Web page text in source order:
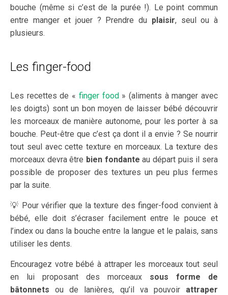
bouche (même si c’est de la purée !). Le point commun
entre manger et jouer ? Prendre du plaisir, seul ou à
plusieurs.
Les finger-food
Les recettes de « finger food» (aliments à manger avec
les doigts) sont un bon moyen de laisser bébé découvrir
les morceaux de manière autonome, pour les porter à sa
bouche. Peut-être que c’est ça dont il a envie ? Se nourrir
tout seul avec cette texture en morceaux. La texture des
morceaux devra être bien fondanteau départ puis il sera
possible de proposer des textures un peu plus fermes
par la suite.
💡 Pour vérifier que la texture des finger-food convient à
bébé, elle doit s’écraser facilement entre le pouce et
l’index ou dans la bouche entre la langue et le palais, sans
utiliser les dents.
Encouragez votre bébé à attraper les morceaux tout seul
en lui proposant des morceaux sous forme de
bâtonnets ou de lanières, qu’il va pouvoir attraper